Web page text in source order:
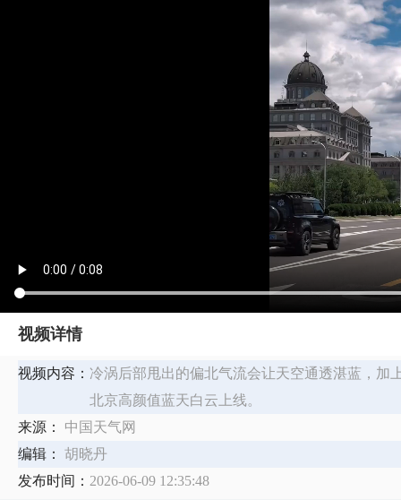
视频详情
视频内容： 冷涡后部甩出的偏北气流会让天空通透湛蓝，加
北京高颜值蓝天白云上线。
来源：
中国天气网
编辑：
胡晓丹
发布时间： 2026-06-09 12:35:48